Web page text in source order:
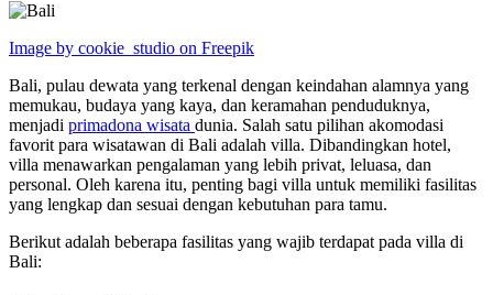
Image by cookie_studio on Freepik
Bali, pulau dewata yang terkenal dengan keindahan alamnya yang
memukau, budaya yang kaya, dan keramahan penduduknya,
menjadi primadona wisata dunia. Salah satu pilihan akomodasi
favorit para wisatawan di Bali adalah villa. Dibandingkan hotel,
villa menawarkan pengalaman yang lebih privat, leluasa, dan
personal. Oleh karena itu, penting bagi villa untuk memiliki fasilitas
yang lengkap dan sesuai dengan kebutuhan para tamu.
Berikut adalah beberapa fasilitas yang wajib terdapat pada villa di
Bali: